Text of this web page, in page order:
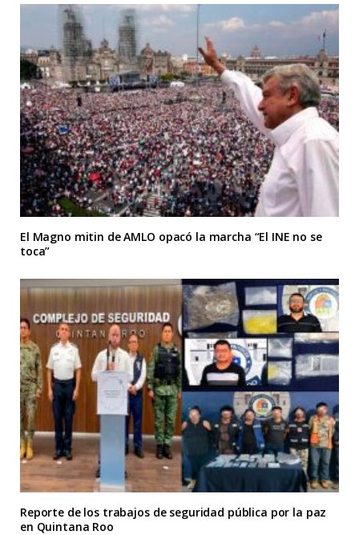
El Magno mitin de AMLO opacó la marcha “El INE no se
toca”
Reporte de los trabajos de seguridad pública por la paz
en Quintana Roo